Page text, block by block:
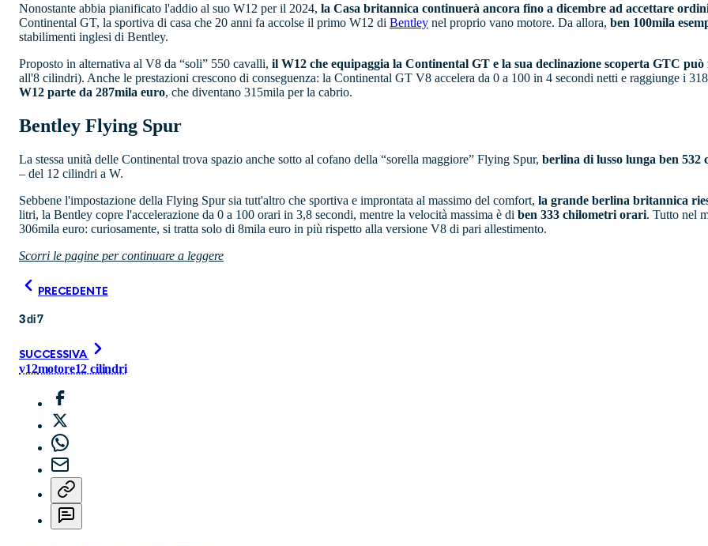
Nonostante abbia pianificato l'addio al suo W12 per il 2024, la Casa britannica continuerà ancora fino a dicembre ad accettare
Continental GT, la sportiva di casa che 20 anni fa accolse il primo W12 di Bentley nel proprio vano motore. Da allora, ben 100mila
stabilimenti inglesi di Bentley.
Proposto in alternativa al V8 da “soli” 550 cavalli, il W12 che equipaggia la Continental GT e la sua declinazione scoperta GTC
all'8 cilindri). Anche le prestazioni crescono di conseguenza: la Continental GT V8 accelera da 0 a 100 in 4 secondi netti e raggiunge i
W12 parte da 287mila euro, che diventano 315mila per la cabrio.
Bentley Flying Spur
La stessa unità delle Continental trova spazio anche sotto al cofano della “sorella maggiore” Flying Spur, berlina di lusso lunga ben 532
– del 12 cilindri a W.
Sebbene l'impostazione della Flying Spur sia tutt'altro che sportiva e improntata al massimo del comfort, la grande berlina britannica
litri, la Bentley copre l'accelerazione da 0 a 100 orari in 3,8 secondi, mentre la velocità massima è di ben 333 chilometri orari. Tutto nel
306mila euro: curiosamente, si tratta solo di 8mila euro in più rispetto alla versione V8 di pari allestimento.
Scorri le pagine per continuare a leggere
PRECEDENTE
3di7
SUCCESSIVA
v12motore12 cilindri